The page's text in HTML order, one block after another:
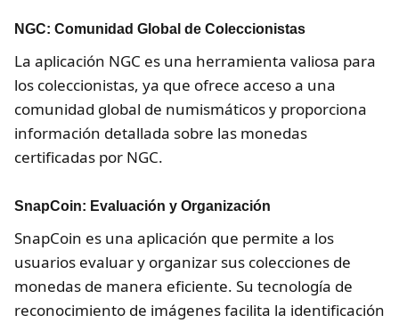
NGC: Comunidad Global de Coleccionistas
La aplicación NGC es una herramienta valiosa para
los coleccionistas, ya que ofrece acceso a una
comunidad global de numismáticos y proporciona
información detallada sobre las monedas
certificadas por NGC.
SnapCoin: Evaluación y Organización
SnapCoin es una aplicación que permite a los
usuarios evaluar y organizar sus colecciones de
monedas de manera eficiente. Su tecnología de
reconocimiento de imágenes facilita la identificación